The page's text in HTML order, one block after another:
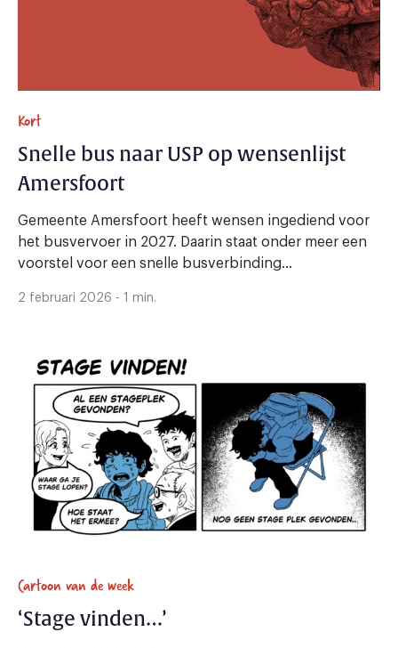
Kort
Snelle bus naar USP op wensenlijst
Amersfoort
Gemeente Amersfoort heeft wensen ingediend voor
het busvervoer in 2027. Daarin staat onder meer een
voorstel voor een snelle busverbinding...
2 februari 2026 - 1 min.
Cartoon van de week
‘Stage vinden…’